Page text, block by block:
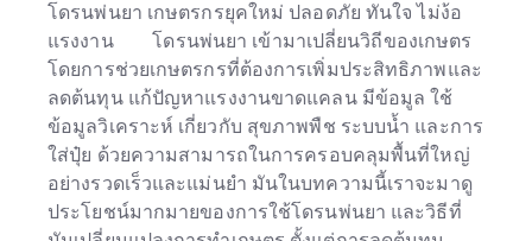
โดรนพ่นยา เกษตรกรยุคใหม่ ปลอดภัย ทันใจ ไม่ง้อ
แรงงาน โดรนพ่นยา เข้ามาเปลี่ยนวิถีของเกษตร
โดยการช่วยเกษตรกรที่ต้องการเพิ่มประสิทธิภาพและ
ลดต้นทุน แก้ปัญหาแรงงานขาดแคลน มีข้อมูล ใช้
ข้อมูลวิเคราะห์ เกี่ยวกับ สุขภาพพืช ระบบน้ำ และการ
ใส่ปุ๋ย ด้วยความสามารถในการครอบคลุมพื้นที่ใหญ่
อย่างรวดเร็วและแม่นยำ มันในบทความนี้เราจะมาดู
ประโยชน์มากมายของการใช้โดรนพ่นยา และวิธีที่